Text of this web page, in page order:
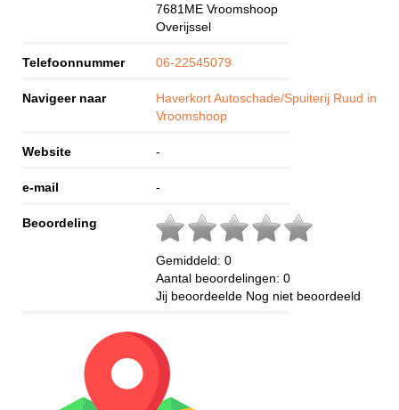
7681ME Vroomshoop
Overijssel
Telefoonnummer 06-22545079
Navigeer naar
Haverkort Autoschade/Spuiterij Ruud in
Vroomshoop
Website -
e-mail -
Beoordeling
Gemiddeld: 0
Aantal beoordelingen: 0
Jij beoordeelde Nog niet beoordeeld